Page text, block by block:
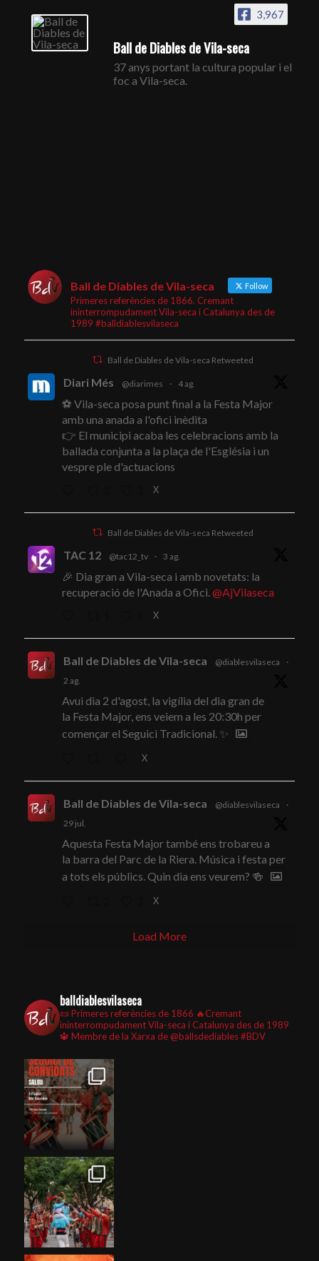
3,967
Ball de Diables de Vila-seca
37 anys portant la cultura popular i el
foc a Vila-seca.
Ball de Diables de Vila-seca Follow
Primeres referències de 1866. Cremant
ininterrompudament Vila-seca i Catalunya des de
1989 #balldiablesvilaseca
Ball de Diables de Vila-seca Retweeted
Diari Més @diarimes · 4 ag.
⚽ Vila-seca posa punt final a la Festa Major
amb una anada a l'ofici inèdita
👉 El municipi acaba les celebracions amb la
ballada conjunta a la plaça de l'Església i un
vespre ple d'actuacions
X
Ball de Diables de Vila-seca Retweeted
TAC 12 @tac12_tv · 3 ag.
🎉 Dia gran a Vila-seca i amb novetats: la
recuperació de l'Anada a Ofici.@AjVilaseca
X
Ball de Diables de Vila-seca @diablesvilaseca
·
2 ag.
Avui dia 2 d'agost, la vigília del dia gran de
la Festa Major, ens veiem a les 20:30h per
començar el Seguici Tradicional. ✨
X
Ball de Diables de Vila-seca @diablesvilaseca
·
29 jul.
Aquesta Festa Major també ens trobareu a
la barra del Parc de la Riera. Música i festa per
a tots els públics. Quin dia ens veurem? 🍻
X
Load More
balldiablesvilaseca
📜 Primeres referències de 1866 🔥Cremant
ininterrompudament Vila-seca i Catalunya des de 1989
🔱 Membre de la Xarxa de @ballsdediables#BDV